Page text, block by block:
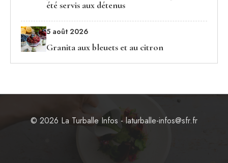
été servis aux détenus
5 août 2026
Granita aux bleuets et au citron
© 2026 La Turballe Infos - laturballe-infos@sfr.fr